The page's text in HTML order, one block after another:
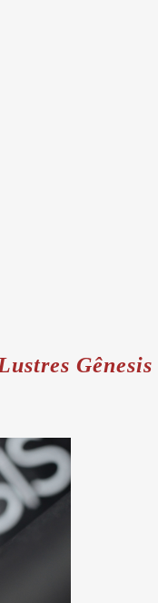
Lustres Gênesis